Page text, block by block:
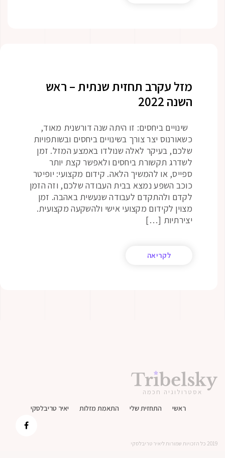
מזל עקרב תחזית שנתית – ראש
השנה 2022
שינויים ביחסים: זו היתה שנה דורשנית מאוד,
כשאורנוס יצר צורך בשינויים ביחסים ובשותפויות
שלכם, בעיקר לאלה שנולדו באמצע המזל. זמן
לשדרג תקשורת ביחסים ולאפשר קצת יותר
ספייס, או להמשיך הלאה. קידום מקצועי: יופיטר
כוכב השפע נמצא בבית העבודה שלכם, וזה הזמן
לקדם ולהתקדם לעבודה שנעשית באהבה. זמן
מצוין לקידום מקצועי אישי ולהשקעה מקצועית.
יצירתיות […]
לקריאה
אסטרולוגיה חכמה
ראשי התחזית שלי התאמת מזלות יאיר טריבלסקי
2019 כל הזכויות שמורות ליאיר טריבלסקי